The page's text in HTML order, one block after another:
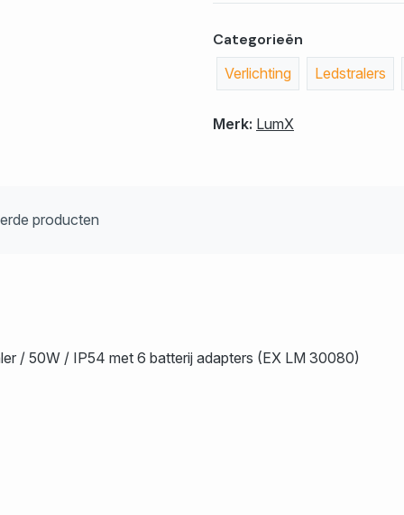
Categorieën
Verlichting Ledstralers
Merk: LumX
producten
/ 50W / IP54 met 6 batterij adapters (EX LM 30080)